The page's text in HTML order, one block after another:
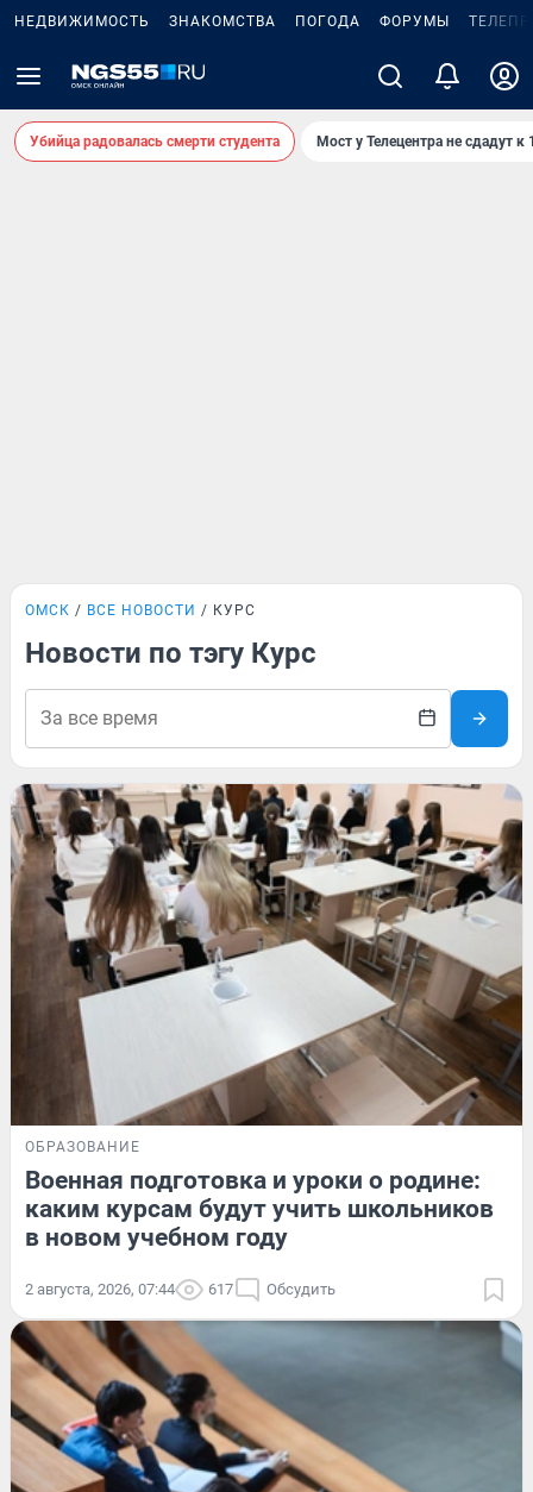
НЕДВИЖИМОСТЬ ЗНАКОМСТВА ПОГОДА ФОРУМЫ
Убийца радовалась смерти студента Мост у Телецентра не сдадут к
ОМСК ВСЕ НОВОСТИ КУРС
Новости по тэгу Курс
ОБРАЗОВАНИЕ
Военная подготовка и уроки о родине:
каким курсам будут учить школьников
в новом учебном году
2 августа, 2026, 07:44 617 Обсудить